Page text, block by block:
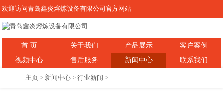
欢迎访问青岛鑫炎熔炼设备有限公司官方网站
首 页 关于我们 产品展示
客户案例
视频中心
售后服务 新闻中心 联系我们
主页 > 新闻中心 >行业新闻 >